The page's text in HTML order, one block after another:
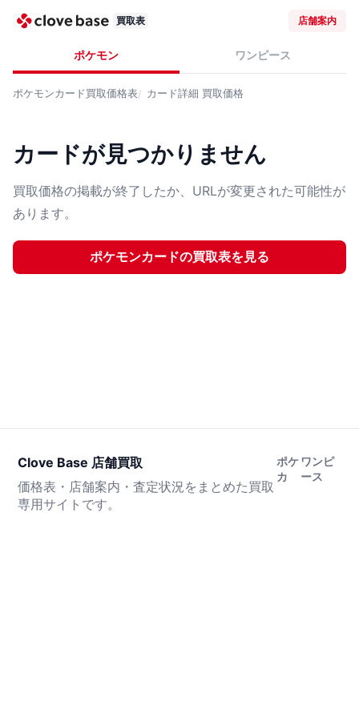
買取表 店舗案内
ポケモン ワンピース
ポケモンカード買取価格表 カード詳細 買取価格
カードが見つかりません
買取価格の掲載が終了したか、URLが変更された可能性が
あります。
ポケモンカードの買取表を見る
Clove Base 店舗買取
価格表・店舗案内・査定状況をまとめた買取
専用サイトです。
ポケ
カ
ワンピ
ース